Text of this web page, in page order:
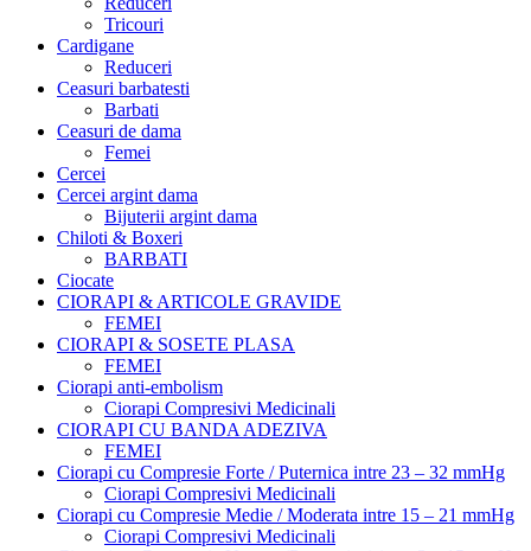
Tricouri
Cardigane
Reduceri
Ceasuri barbatesti
Barbati
Ceasuri de dama
Femei
Cercei
Cercei argint dama
Bijuterii argint dama
Chiloti & Boxeri
BARBATI
Ciocate
CIORAPI & ARTICOLE GRAVIDE
FEMEI
CIORAPI & SOSETE PLASA
FEMEI
Ciorapi anti-embolism
Ciorapi Compresivi Medicinali
CIORAPI CU BANDA ADEZIVA
FEMEI
Ciorapi cu Compresie Forte / Puternica intre 23 – 32 mmHg
Ciorapi Compresivi Medicinali
Ciorapi cu Compresie Medie / Moderata intre 15 – 21 mmHg
Ciorapi Compresivi Medicinali